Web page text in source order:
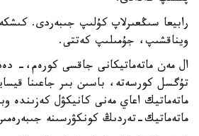
رابيعا سىڭعىرلاپ كۇلىپ جىبەردى.
ويناقشىپ، جۇمىلىپ كەتتى.
ال مەن ماتەماتيكانى جاقسى كورەم،-
تۇگسل كورسەتە، باسىن بىر جاعىنا
ماتەماتيك اعاي مەنى كانيكۋل كەزىندە
ماتەماتيك-تەردىڭ كونكۋرسىنە